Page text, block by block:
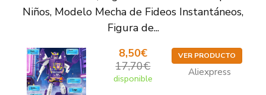
Niños, Modelo Mecha de Fideos Instantáneos,
Figura de...
8,50€
17,70€
disponible
VER PRODUCTO
Aliexpress